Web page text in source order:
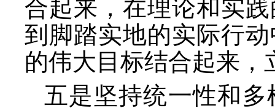
合起来，在理论和实
到脚踏实地的实际行
的伟大目标结合起来
五是坚持统一性和